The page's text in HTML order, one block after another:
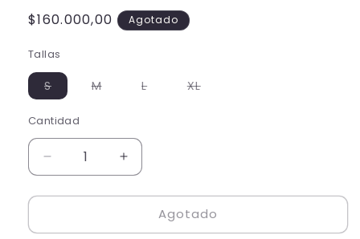
Precio
$160.000,00 Agotado
Tallas
SVariante
agotada
no
disponible
MVariante
LVariante
XLVariante
Cantidad
Cantidad
Reducir
cantidad
para
Beisbolera
Aumentar
cantidad
para
Chaqueta
Beisbolera
Agotado